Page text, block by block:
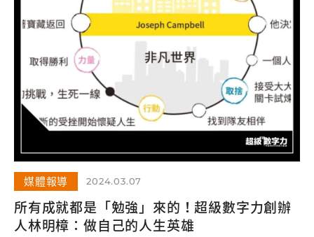
媒體報導 2024.03.07
所有成就都是「勉強」來的！超級數字力創辦
人林明樟：做自己的人生英雄